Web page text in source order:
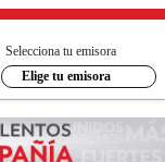
Selecciona tu emisora
Elige tu emisora